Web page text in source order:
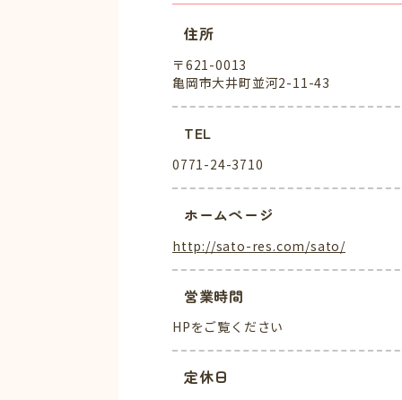
住所
〒621-0013
亀岡市大井町並河2-11-43
TEL
0771-24-3710
ホームページ
http://sato-res.com/sato/
営業時間
HPをご覧ください
定休日